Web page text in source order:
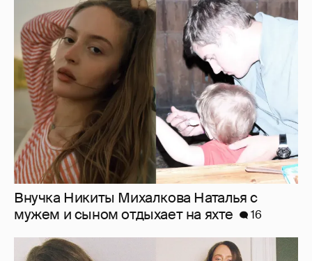
Внучка Никиты Михалкова Наталья с
мужем и сыном отдыхает на яхте
16